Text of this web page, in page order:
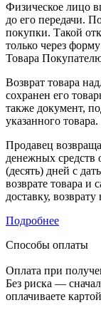
Физическое лицо
до его передачи.
покупки. Такой
только через
Товара
Возврат товара
сохранен его
также документ,
указанного товара.
Продавец
денежных средств
(десять) дней с
возврате товара и
доставку,
Подробнее
Способы оплаты
Оплата при
Без риска —
оплачиваете